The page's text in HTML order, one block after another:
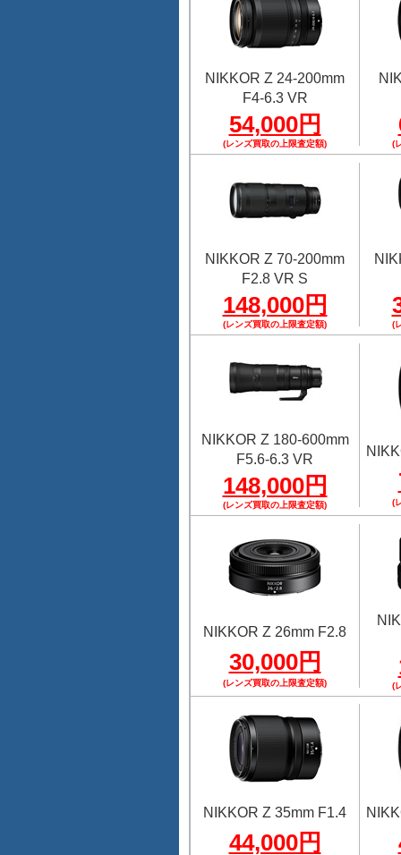
NIKKOR Z 24-200mm
F4-6.3 VR
54,000円
(レンズ買取の上限査定額) (
NIKKOR Z 70-200mm
F2.8 VR S
148,000円
(レンズ買取の上限査定額) (
NIKKOR Z 180-600mm
F5.6-6.3 VR
148,000円
(レンズ買取の上限査定額) (
NIKKOR Z 26mm F2.8
30,000円
(レンズ買取の上限査定額) (
NIKKOR Z 35mm F1.4
44,000円